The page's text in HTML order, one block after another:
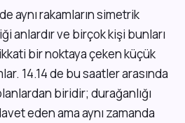
aynı rakamların simetrik
anlardır ve birçok kişi bunları
bir noktaya çeken küçük
14.14 de bu saatler arasında
biridir; durağanlığı
eden ama aynı zamanda